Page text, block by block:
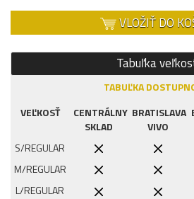
VLOŽIŤ DO
Tabuľka
TABUĽKA
VEĽKOSŤ
CENTRÁLNY
SKLAD
BRATISLAVA
VIVO
S/REGULAR
M/REGULAR
L/REGULAR